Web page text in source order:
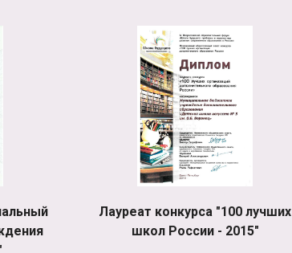
Лауреат конкурса "100 лучших
школ России - 2015"